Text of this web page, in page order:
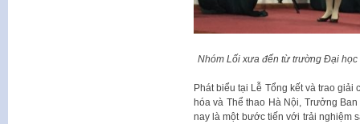
Nhóm Lối xưa đến từ trường Đại học
Phát biểu tại Lễ Tổng kết và trao
hóa và Thể thao Hà Nội, Trưởng
nay là một bước tiến với trải nghiệm